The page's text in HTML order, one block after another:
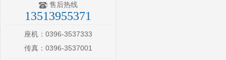
售后热线
13513955371
座机：0396-3537333
传真：0396-3537001